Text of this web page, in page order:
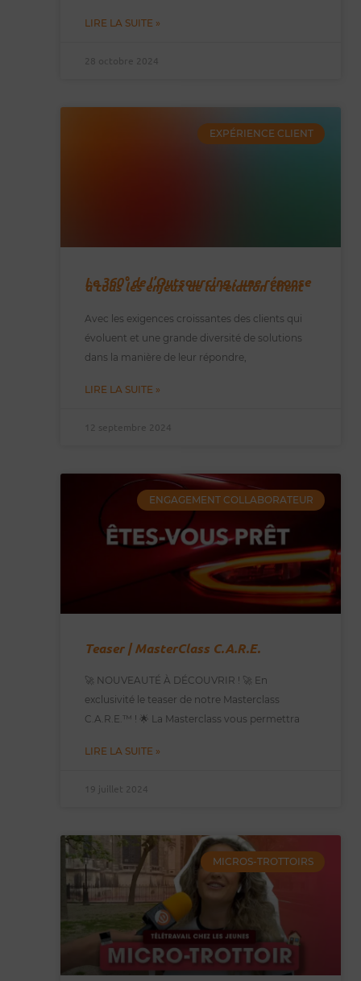
LIRE LA SUITE »
28 octobre 2024
EXPÉRIENCE CLIENT
Le 360° de l’Outsourcing : une réponse
à tous les enjeux de la relation client
Avec les exigences croissantes des clients qui
évoluent et une grande diversité de solutions
dans la manière de leur répondre,
LIRE LA SUITE »
12 septembre 2024
ENGAGEMENT COLLABORATEUR
Teaser | MasterClass C.A.R.E.
🚀 NOUVEAUTÉ À DÉCOUVRIR ! 🚀 En
exclusivité le teaser de notre Masterclass
C.A.R.E.™️ ! 🌟 La Masterclass vous permettra
LIRE LA SUITE »
19 juillet 2024
MICROS-TROTTOIRS